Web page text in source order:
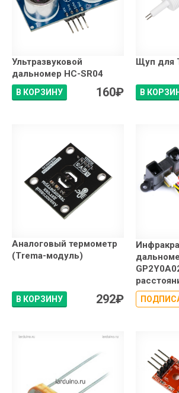
Ультразвуковой
дальномер HC-SR04
В КОРЗИНУ 160₽
Щуп для
В
Аналоговый термометр
(Trema-модуль)
В КОРЗИНУ 292₽